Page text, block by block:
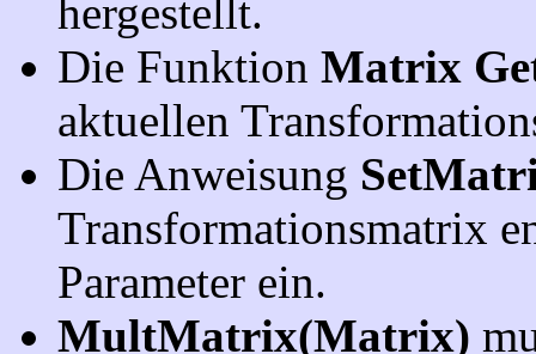
hergestellt.
Die Funktion Matrix
aktuellen
Die Anweisung
Transformationsmatrix
Parameter ein.
MultMatrix(Matrix)